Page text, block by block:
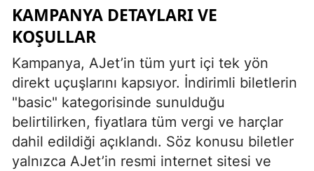
KAMPANYA DETAYLARI VE
KOŞULLAR
Kampanya, AJet’in tüm yurt içi tek yön
direkt uçuşlarını kapsıyor. İndirimli biletlerin
"basic" kategorisinde sunulduğu
belirtilirken, fiyatlara tüm vergi ve harçlar
dahil edildiği açıklandı. Söz konusu biletler
yalnızca AJet’in resmi internet sitesi ve